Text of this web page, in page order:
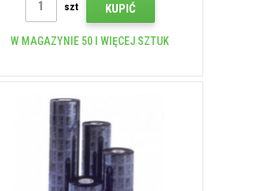
szt KUPIĆ
W MAGAZYNIE 50 I WIĘCEJ SZTUK